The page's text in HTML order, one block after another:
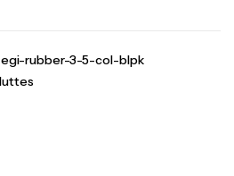
rubber-3-5-col-blpk